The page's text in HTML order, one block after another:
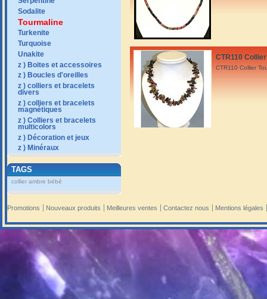
Sodalite
Tourmaline
Turkenite
Turquoise
Unakite
z ) Boites et accessoires
z ) Boucles d'oreilles
z ) colliers et bracelets
divers
z ) colliers et bracelets
magnétiques
z ) Colliers et bracelets
multicolors
z ) Décoration et jeux
z ) Minéraux
TAGS
collier ambre bébé
CTR110
CTR110 Collier
Promotions Nouveaux produits Meilleures ventes Contactez nous Mentions légales